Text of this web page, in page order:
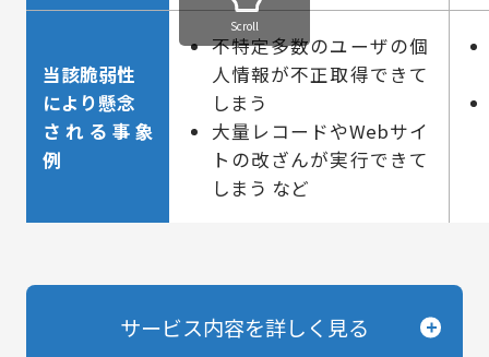
当該脆弱性
により懸念
される事象
例
不特定多数のユーザの個
⼈情報が不正取得できて
しまう
⼤量レコードやWebサイ
トの改ざんが実⾏できて
しまう など
Scroll
サービス内容を詳しく見る